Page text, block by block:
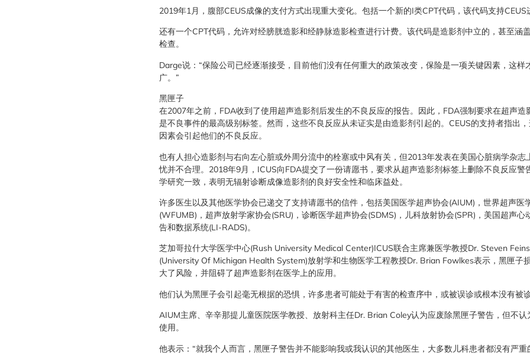
2019年1月，腹部CEUS成像的支付方式出现重大变化。包括一个新的I类CPT代码，该代码支持CEUS
还有一个CPT代码，允许对经膀胱造影和经静脉造影检查进行计费。该代码是造影剂中立的，甚至涵
检查。
Darge说：“保险公司已经逐渐接受，目前他们没有任何重大的政策改变，保险是一项关键因素，这样
广。”
黑匣子
在2007年之前，FDA收到了使用超声造影剂后发生的不良反应的报告。因此，FDA强制要求在超声造
是不良事件的最高级别标签。然而，这些不良反应从未证实是由造影剂引起的。CEUS的支持者指出
因素会引起他们的不良反应。
也有人担心造影剂与右向左心脏或外周分流中的栓塞或中风有关，但2013年发表在美国心脏病学杂志
忧并不合理。2018年9月，ICUS向FDA提交了一份请愿书，要求从超声造影剂标签上删除不良反应警
学研究一致，表明无辐射诊断成像造影剂的良好安全性和临床益处。
许多医生以及其他医学协会已递交了支持请愿书的信件，包括美国医学超声协会(AIUM)，世界超声医
(WFUMB)，超声放射学家协会(SRU)，诊断医学超声协会(SDMS)，儿科放射协会(SPR)，美国超声心
告和数据系统(LI-RADS)。
芝加哥拉什大学医学中心(Rush University Medical Center)ICUS联合主席兼医学教授Dr. Steven
(University Of Michigan Health System)放射学和生物医学工程教授Dr. Brian Fowlkes表示，黑匣子
大了风险，并阻碍了超声造影剂在医学上的应用。
他们认为黑匣子会引起毫无根据的恐惧，许多患者可能处于有害的检查序中，或被误诊或根本没有被诊
AIUM主席、辛辛那提儿童医院医学教授、放射科主任Dr. Brian Coley认为应废除黑匣子警告，但不
使用。
他表示：“就我个人而言，黑匣子警告并不能影响我或我认识的其他医生，大多数儿科患者都没有严重